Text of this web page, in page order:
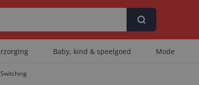
Baby, kind & speelgoed Mode